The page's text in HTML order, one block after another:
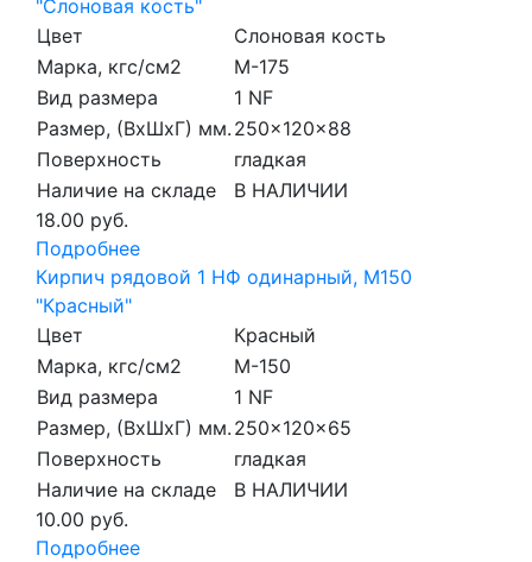
"Слоновая кость"
Цвет
Слоновая кость
Марка, кгс/см2
M-175
Вид размера
1 NF
Размер, (ВхШхГ) мм. 250x120x88
Поверхность
гладкая
Наличие на складе
В НАЛИЧИИ
18.00 руб.
Подробнее
Кирпич рядовой 1 НФ одинарный, М150
"Красный"
Цвет
Красный
Марка, кгс/см2
M-150
Вид размера
1 NF
Размер, (ВхШхГ) мм. 250x120x65
Поверхность
гладкая
Наличие на складе
В НАЛИЧИИ
10.00 руб.
Подробнее